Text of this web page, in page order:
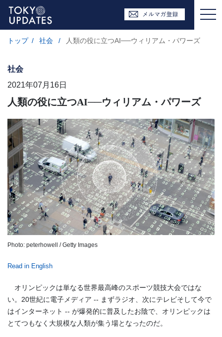
トップ / 社会 / 人類の役に立つAI──ウィリアム・パワーズ
社会
2021年07月16日
人類の役に立つAI──ウィリアム・パワーズ
Photo: peterhowell / Getty Images
Read in English
オリンピックは単なる世界最高峰のスポーツ競技大会ではな
い。20世紀に電子メディア -- まずラジオ、次にテレビそして今で
はインターネット -- が爆発的に普及したお陰で、オリンピックは
とてつもなく大規模な人類が集う場となったのだ。